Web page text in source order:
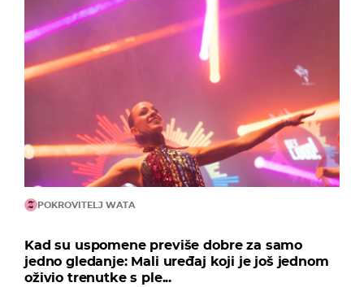
POKROVITELJ WATA
Kad su uspomene previše dobre za samo
jedno gledanje: Mali uređaj koji je još jednom
oživio trenutke s ple...